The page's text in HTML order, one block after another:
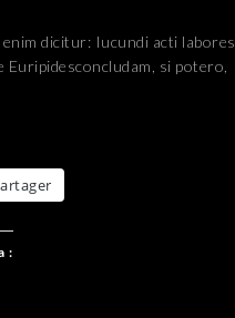
enim dicitur: Iucundi acti labores,
Euripidesconcludam, si potero,
: